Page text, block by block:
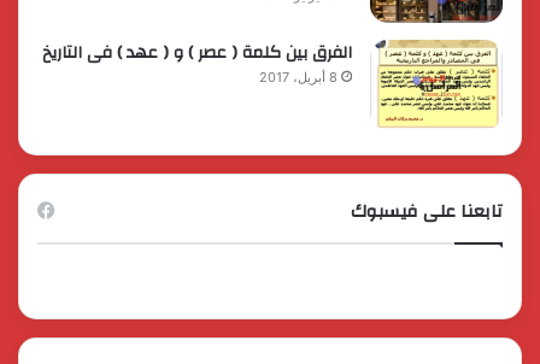
الفرق بين كلمة ( عصر ) و ( عهد ) فى التاريخ
8 أبريل، 2017
تابعنا على فيسبوك